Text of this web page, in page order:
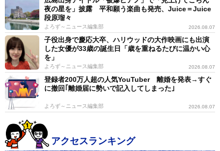
夜の星を」披露 平和願う楽曲も発売、Juice＝Juice
段原瑠々
よろず～ニュース編集部 2026.08.07
子役出身で慶応大卒、ハリウッドの大作映画にも出演
した女優が33歳の誕生日「歳を重ねるたびに温かい心
を」
よろず～ニュース編集部 2026.08.07
登録者200万人超の人気YouTuber 離婚を発表→すぐ
に撤回｢離婚届に勢いで記入してしまった｣
よろず～ニュース編集部 2026.08.07
アクセスランキング